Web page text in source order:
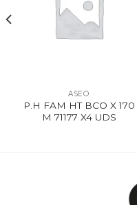
ASEO
P.H FAM HT BCO X 170
M 71177 X4 UDS